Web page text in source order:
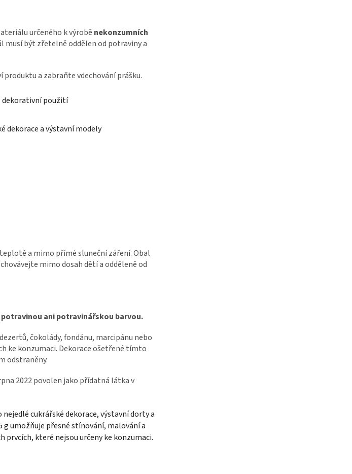
určeného k výrobě nekonzumních
musí být zřetelně oddělen od potraviny a
a zabraňte vdechování prášku.
dekorativní použití
dekorace a výstavní modely
a mimo přímé sluneční záření. Obal
mimo dosah dětí a odděleně od
ani potravinářskou barvou.
čokolády, fondánu, marcipánu nebo
ke konzumaci. Dekorace ošetřené tímto
odstraněny.
2022 povolen jako přídatná látka v
cukrářské dekorace, výstavní dorty a
g umožňuje přesné stínování, malování a
prvcích, které nejsou určeny ke konzumaci.